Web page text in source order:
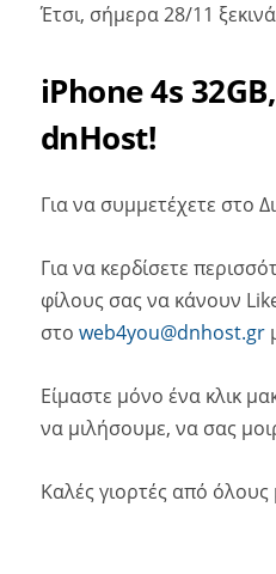
Έτσι, σήμερα 28/11
iPhone 4s
dnHost!
Για να συμμετέχετε στο
Για να κερδίσετε
φίλους σας να κάνουν
στο web4you@dnhost.gr
Είμαστε μόνο ένα κλικ
να μιλήσουμε, να σας
Καλές γιορτές από όλους